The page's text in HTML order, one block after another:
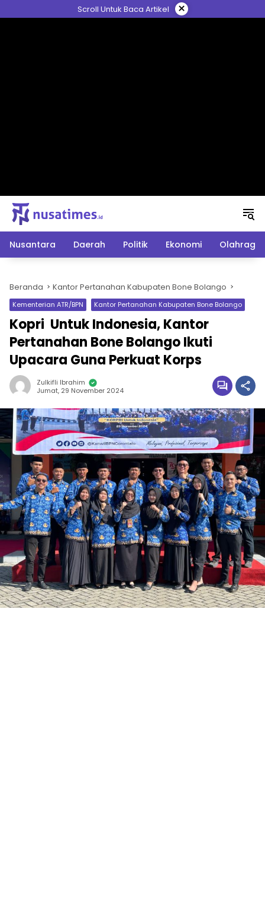
ke
Scroll Untuk Baca Artikel ×
Nusantara Daerah Politik Ekonomi Olahraga
Beranda Kantor Pertanahan Kabupaten Bone Bolango
Kementerian ATR/BPN Kantor Pertanahan Kabupaten Bone Bolango
Kopri Untuk Indonesia, Kantor
Pertanahan Bone Bolango Ikuti
Upacara Guna Perkuat Korps
Zulkifli Ibrahim
Jumat, 29 November 2024